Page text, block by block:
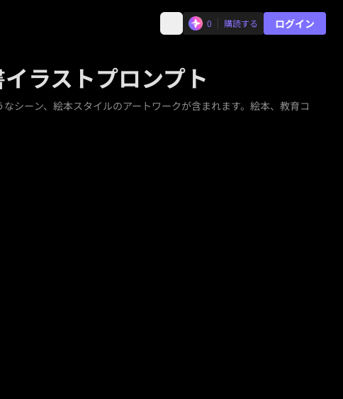
0 購読する ログイン
ラストプロンプト
シーン、絵本スタイルのアートワークが含まれます。絵本、教育コ